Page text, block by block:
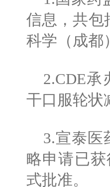
信息，共包
科学（成都
2.CDE
干口服轮状
3.宣泰医
略申请已
式批准。